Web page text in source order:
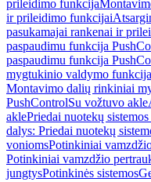
prileidimo funkcija
ir prileidimo funkcijai
pasukamajai rankenai ir
paspaudimu funkcija
paspaudimu funkcija
mygtukinio valdymo
Montavimo dalių rinkiniai
PushControlSu vožtuvo akle
aklePriedai nuotekų
dalys: Priedai nuotekų
voniomsPotinkiniai
Potinkiniai vamzdžio
jungtysPotinkinės sistemos